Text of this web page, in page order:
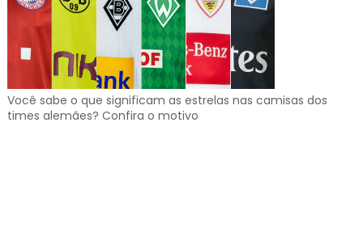
Você sabe o que significam as estrelas nas camisas dos
times alemães? Confira o motivo